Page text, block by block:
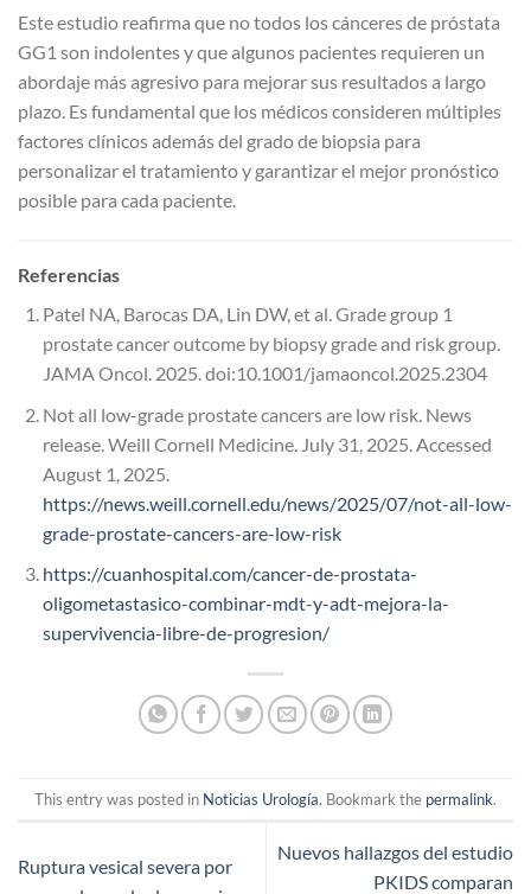
Este estudio reafirma que no todos los cánceres de próstata
GG1 son indolentes y que algunos pacientes requieren un
abordaje más agresivo para mejorar sus resultados a largo
plazo. Es fundamental que los médicos consideren múltiples
factores clínicos además del grado de biopsia para
personalizar el tratamiento y garantizar el mejor pronóstico
posible para cada paciente.
Referencias
Patel NA, Barocas DA, Lin DW, et al. Grade group 1
prostate cancer outcome by biopsy grade and risk group.
JAMA Oncol. 2025. doi:10.1001/jamaoncol.2025.2304
Not all low-grade prostate cancers are low risk. News
release. Weill Cornell Medicine. July 31, 2025. Accessed
August 1, 2025.
https://news.weill.cornell.edu/news/2025/07/not-all-low-
grade-prostate-cancers-are-low-risk
https://cuanhospital.com/cancer-de-prostata-
oligometastasico-combinar-mdt-y-adt-mejora-la-
supervivencia-libre-de-progresion/
This entry was posted in Noticias Urología. Bookmark the permalink.
Ruptura vesical severa por
Nuevos hallazgos del estudio
PKIDS comparan